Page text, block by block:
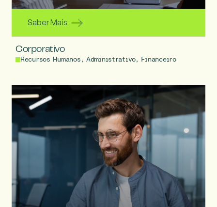
Saber Mais
Corporativo
Recursos Humanos, Administrativo, Financeiro